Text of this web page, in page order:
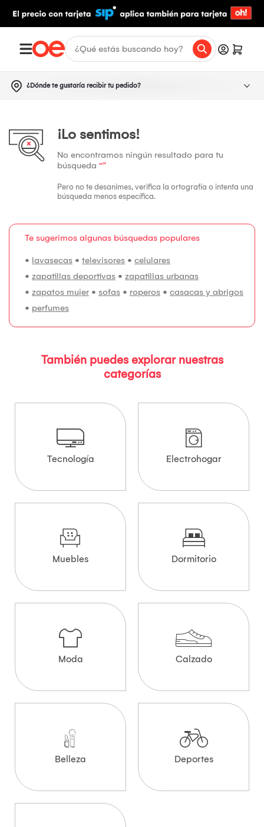
¿Dónde te gustaría recibir tu pedido?
¡Lo sentimos!
No encontramos ningún resultado para tu
búsqueda “”
Pero no te desanimes, verifica la ortografía o intenta una
búsqueda menos específica.
Te sugerimos algunas búsquedas populares
• lavasecas • televisores • celulares
• zapatillas deportivas • zapatillas urbanas
• zapatos mujer • sofas • roperos • casacas y abrigos
• perfumes
También puedes explorar nuestras
categorías
Tecnología Electrohogar
Muebles Dormitorio
Moda Calzado
Belleza Deportes